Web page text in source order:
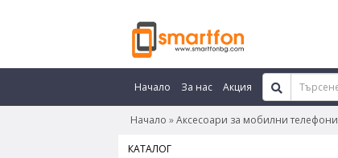
Начало За нас Акция
Начало Аксесоари за мобилни телефони
КАТАЛОГ